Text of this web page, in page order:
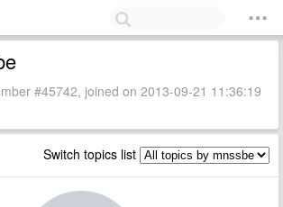
#45742, joined on 2013-09-21 11:36:19
Switch topics list